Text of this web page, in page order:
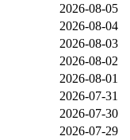
2026-08-05
2026-08-04
2026-08-03
2026-08-02
2026-08-01
2026-07-31
2026-07-30
2026-07-29